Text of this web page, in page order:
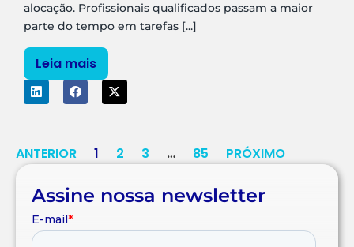
alocação. Profissionais qualificados passam a maior
parte do tempo em tarefas [...]
Leia mais
ANTERIOR 1 2 3 … 85 PRÓXIMO
Assine nossa newsletter